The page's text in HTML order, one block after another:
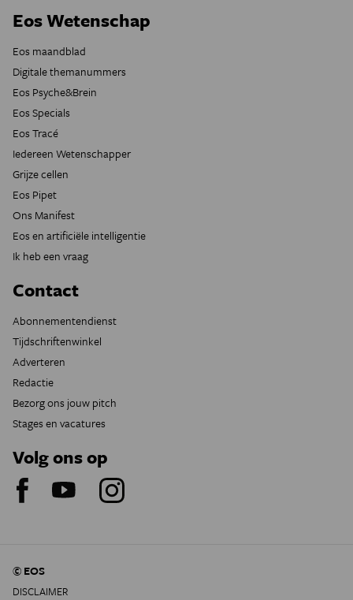
Eos Wetenschap
Eos maandblad
Digitale themanummers
Eos Psyche&Brein
Eos Specials
Eos Tracé
Iedereen Wetenschapper
Grijze cellen
Eos Pipet
Ons Manifest
Eos en artificiële intelligentie
Ik heb een vraag
Contact
Abonnementendienst
Tijdschriftenwinkel
Adverteren
Redactie
Bezorg ons jouw pitch
Stages en vacatures
Volg ons op
© EOS
DISCLAIMER